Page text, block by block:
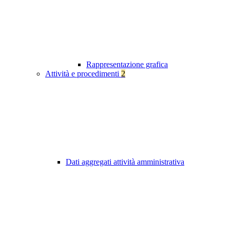
Rappresentazione grafica
Attività e procedimenti 2
Dati aggregati attività amministrativa